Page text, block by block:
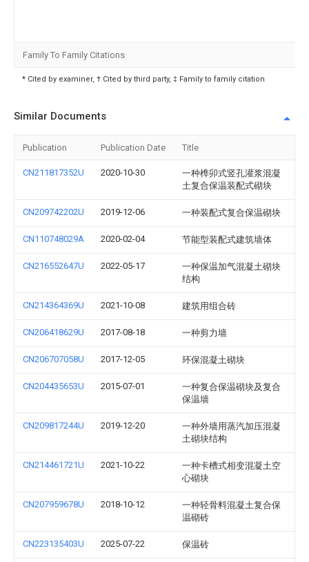
Family To Family Citations
* Cited by examiner, † Cited by third party, ‡ Family to family citation
Similar Documents
Publication Publication Date Title
CN211817352U 2020-10-30
一种榫卯式竖孔灌浆混凝
土复合保温装配式砌块
CN209742202U 2019-12-06 一种装配式复合保温砌块
CN110748029A 2020-02-04 节能型装配式建筑墙体
CN216552647U 2022-05-17
一种保温加气混凝土砌块
结构
CN214364369U 2021-10-08 建筑用组合砖
CN206418629U 2017-08-18 一种剪力墙
CN206707058U 2017-12-05 环保混凝土砌块
CN204435653U 2015-07-01
一种复合保温砌块及复合
保温墙
CN209817244U 2019-12-20
一种外墙用蒸汽加压混凝
土砌块结构
CN214461721U 2021-10-22
一种卡槽式相变混凝土空
心砌块
CN207959678U 2018-10-12
一种轻骨料混凝土复合保
温砌砖
CN223135403U 2025-07-22 保温砖